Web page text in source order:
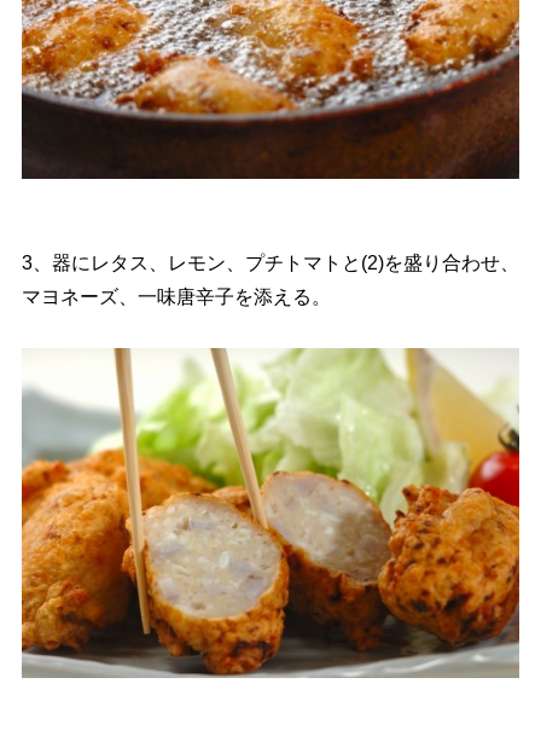
3、器にレタス、レモン、プチトマトと(2)を盛り合わせ、
マヨネーズ、一味唐辛子を添える。